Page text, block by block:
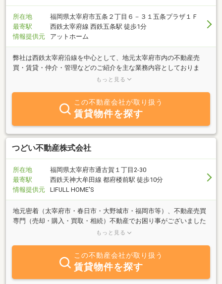
所在地
福岡県太宰府市五条２丁目６－３１五条プラザ１Ｆ
最寄駅
西鉄太宰府線 西鉄五条駅 徒歩1分
情報提供元
アットホーム
弊社は西鉄太宰府沿線を中心として、地元太宰府市内の不動産売
買・賃貸・仲介・管理などのご紹介を主な業務内容としておりま
す。「売りたい」「買いたい」「貸したい」「借りたい」ご希望の
な経験・情報力でお客様のご希望に併せた親身な対応を心掛けてお
もっと見る
この不動産会社が取り扱う
賃貸物件を探す
つどい不動産株式会社
所在地
福岡県太宰府市通古賀１丁目2-30
最寄駅
西鉄天神大牟田線 都府楼前駅 徒歩10分
情報提供元
LIFULL HOME'S
地元密着（太宰府市・春日市・大野城市・福岡市等）、不動産売買
専門（売却・購入・買取・相続）不動産でお困り事がございました
ら、お気軽にお声掛けください。迅速・丁寧・笑顔で対応致しま
もっと見る
この不動産会社が取り扱う
賃貸物件を探す